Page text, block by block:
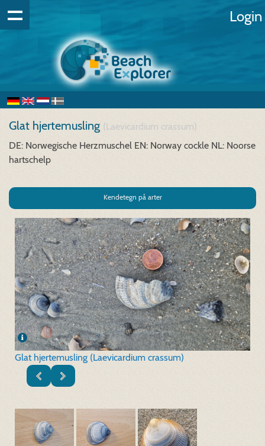
Login
Glat hjertemusling (Laevicardium crassum)
DE: Norwegische Herzmuschel EN: Norway cockle NL: Noorse
hartschelp
Kendetegn på arter
Glat hjertemusling (Laevicardium crassum)